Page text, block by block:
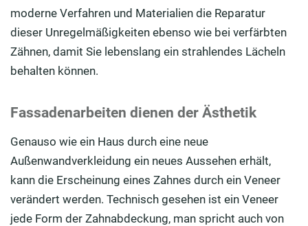
moderne Verfahren und Materialien die Reparatur
dieser Unregelmäßigkeiten ebenso wie bei verfärbten
Zähnen, damit Sie lebenslang ein strahlendes Lächeln
behalten können.
Fassadenarbeiten dienen der Ästhetik
Genauso wie ein Haus durch eine neue
Außenwandverkleidung ein neues Aussehen erhält,
kann die Erscheinung eines Zahnes durch ein Veneer
verändert werden. Technisch gesehen ist ein Veneer
jede Form der Zahnabdeckung, man spricht auch von